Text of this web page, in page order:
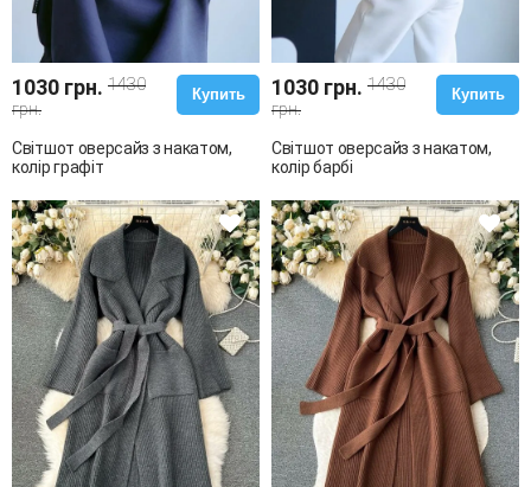
1030 грн. 1430
грн.
Купить
Світшот оверсайз з накатом,
колір графіт
1030 грн. 1430
грн.
Купить
Світшот оверсайз з накатом,
колір барбі